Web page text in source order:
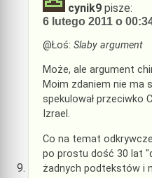
cynik9 pisze:
6 lutego 2011 o
@Łoś: Slaby argument
Może, ale argument
Moim zdaniem nie ma
spekulował przeciwko
Izrael.
Co na temat
po prostu dość 30 lat
żadnych podtekstów i